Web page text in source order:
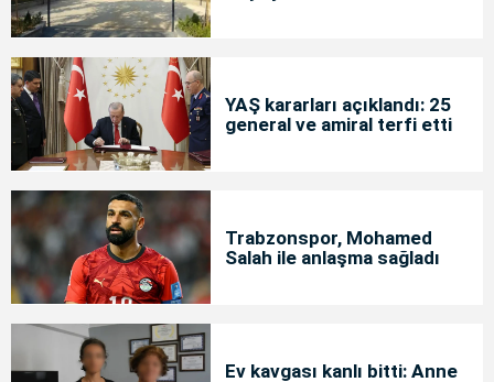
YAŞ kararları açıklandı: 25
general ve amiral terfi etti
Trabzonspor, Mohamed
Salah ile anlaşma sağladı
Ev kavgası kanlı bitti: Anne